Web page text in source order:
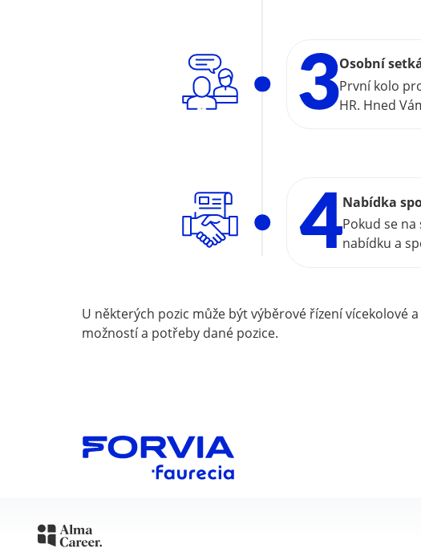
Osobní
První kolo
HR. Hned
Nabídka
Pokud se
nabídku a
U některých pozic může být výběrové řízení
možností a potřeby dané pozice.